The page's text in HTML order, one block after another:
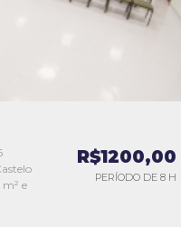
e
R$1200,00
PERÍODO DE 8 H